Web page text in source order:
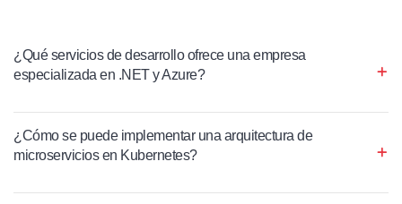
¿Qué servicios de desarrollo ofrece una empresa
especializada en .NET y Azure?
¿Cómo se puede implementar una arquitectura de
microservicios en Kubernetes?